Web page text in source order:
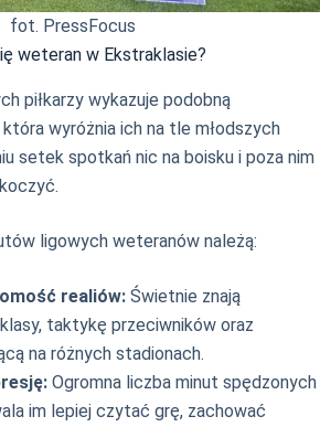
fot. PressFocus
weteran w Ekstraklasie?
piłkarzy wykazuje podobną
wyróżnia ich na tle młodszych
setek spotkań nic na boisku i poza nim
ligowych weteranów należą:
realiów: Świetnie znają
taktykę przeciwników oraz
na różnych stadionach.
Ogromna liczba minut spędzonych
im lepiej czytać grę, zachować